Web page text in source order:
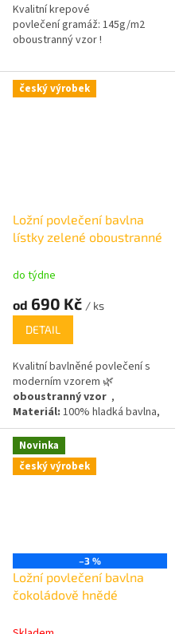
Kvalitní krepové
povlečení gramáž: 145g/m2
oboustranný vzor !
český výrobek
Ložní povlečení bavlna
lístky zelené oboustranné
do týdne
od 690 Kč / ks
DETAIL
Kvalitní bavlněné povlečení s
moderním vzorem 🌿
oboustranný vzor ,
Materiál: 100% hladká bavlna,
gramáž 125 g/m
Novinka
český výrobek
–3 %
Ložní povlečení bavlna
čokoládově hnědé